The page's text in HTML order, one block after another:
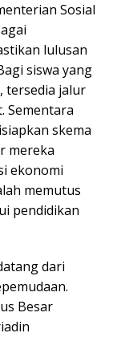
Sosial
lulusan
siswa yang
tersedia jalur
Sementara
skema
mereka
ekonomi
memutus
pendidikan
dari
Besar